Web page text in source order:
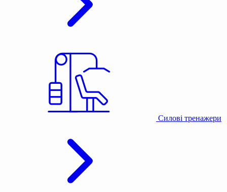
Силові тренажери